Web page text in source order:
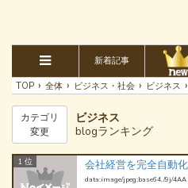
新着記事
TOP › 全体 › ビジネス・社会 › ビジネス ›
カテゴリ
変更
ビジネス
blogランキング
1 位
data:image/jpeg;base64,/9j/4AA